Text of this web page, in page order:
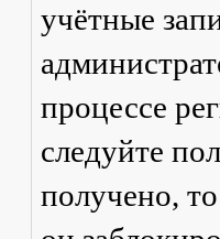
учётные
процессе
следуйте
получено,